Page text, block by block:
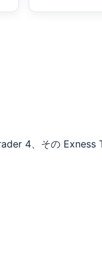
4 、その Exness